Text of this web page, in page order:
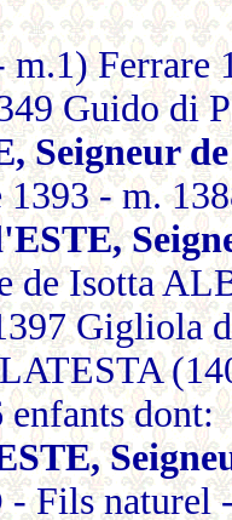
Ferrare
Guido di
Seigneur
1393 - m.
de Isotta
Gigliola
dont:
- Fils naturel